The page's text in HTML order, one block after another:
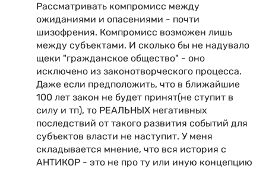
Рассматривать компромисс между
ожиданиями и опасениями - почти
шизофрения. Компромисс возможен лишь
между субъектами. И сколько бы не надувало
щеки "гражданское общество" - оно
исключено из законотворческого процесса.
Даже если предположить, что в ближайшие
100 лет закон не будет принят(не ступит в
силу и тп), то РЕАЛЬНЫХ негативных
последствий от такого развития событий для
субъектов власти не наступит. У меня
складывается мнение, что вся история с
АНТИКОР - это не про ту или иную концепцию